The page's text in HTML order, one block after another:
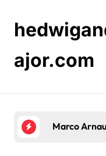
content
ajor.com
Herbert